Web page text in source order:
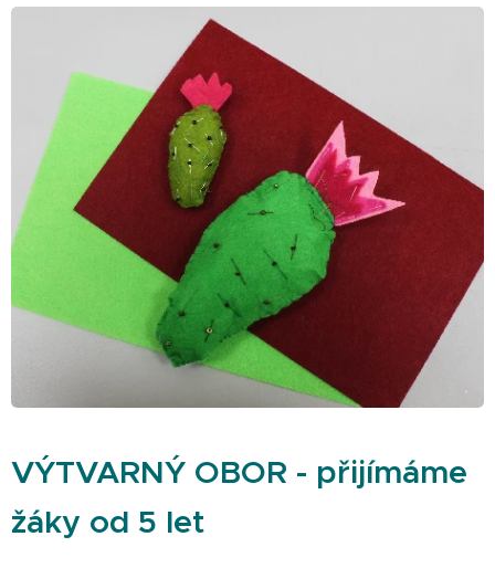
VÝTVARNÝ OBOR - přijímáme
žáky od 5 let